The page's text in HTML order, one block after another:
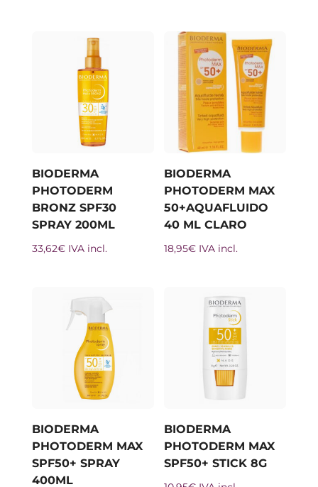
BIODERMA
PHOTODERM
BRONZ SPF30
SPRAY 200ML
33,62€ IVA incl.
BIODERMA
PHOTODERM MAX
50+AQUAFLUIDO
40 ML CLARO
18,95€ IVA incl.
BIODERMA
PHOTODERM MAX
SPF50+ SPRAY
400ML
BIODERMA
PHOTODERM MAX
SPF50+ STICK 8G